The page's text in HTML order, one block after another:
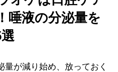
唾液の分泌量を
が減り始め、放っておく